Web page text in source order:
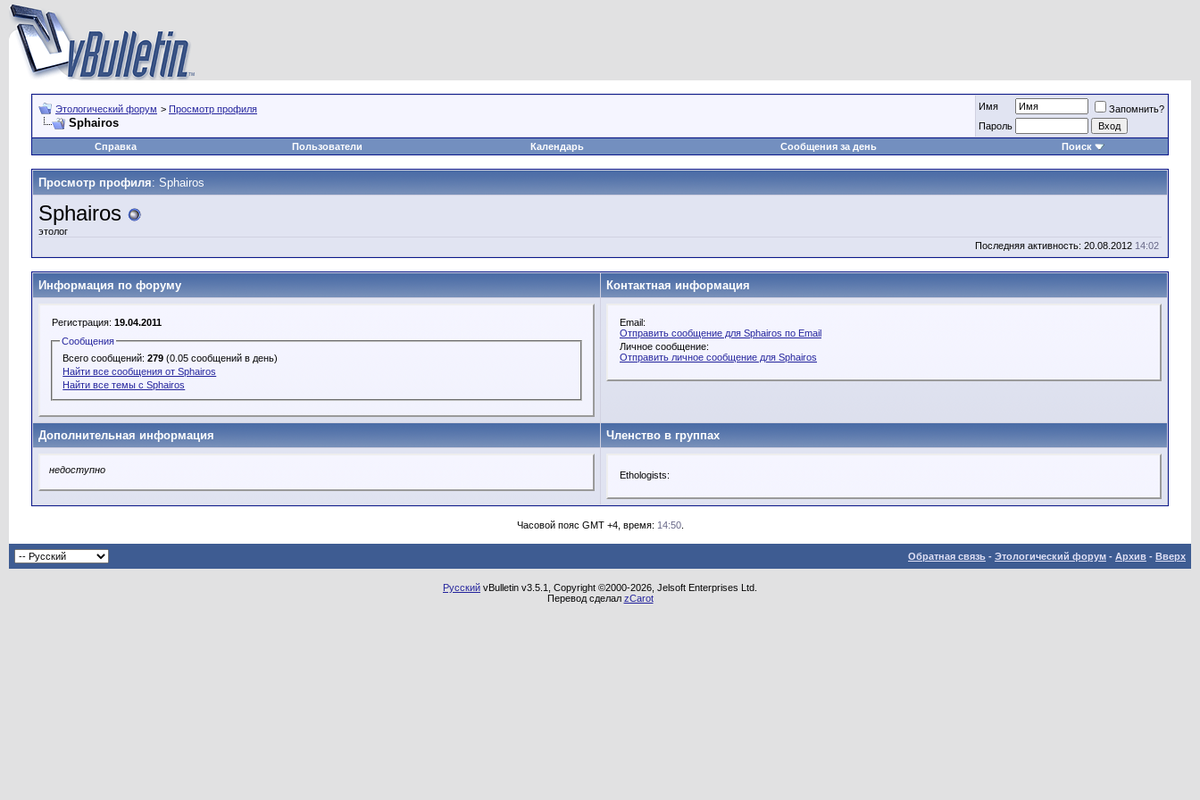
Этологический форум > Просмотр профиля
Sphairos
Имя
Запомнить?
Пароль
Справка
Пользователи Календарь Сообщения за день Поиск
Просмотр профиля: Sphairos
Sphairos
этолог
Последняя активность: 20.08.2012 14:02
Информация по форуму Контактная информация
Регистрация: 19.04.2011
Сообщения
Всего сообщений:279 (0.05 сообщений в день)
Найти все сообщения от Sphairos
Найти все темы с Sphairos
Email:
Отправить сообщение для Sphairos по Email
Личное сообщение:
Отправить личное сообщение для Sphairos
Дополнительная информация Членство в группах
недоступно Ethologists:
Часовой пояс GMT +4, время: 14:50.
Обратная связь - Этологический форум - Архив - Вверх
Русский vBulletin v3.5.1, Copyright ©2000-2026, Jelsoft Enterprises Ltd.
Перевод сделал zCarot